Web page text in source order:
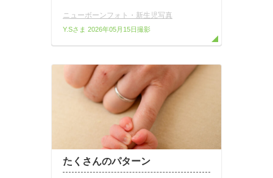
ニューボーンフォト・新生児写真
Y.Sさま 2026年05月15日撮影
たくさんのパターン